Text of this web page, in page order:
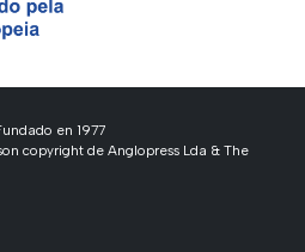
en 1977
copyright de Anglopress Lda & The